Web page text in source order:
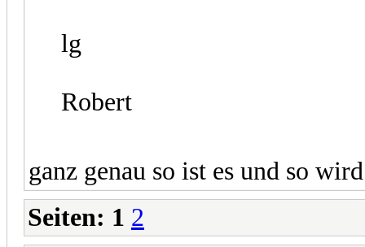
lg
Robert
ganz genau so ist es und so
Seiten: 1 2